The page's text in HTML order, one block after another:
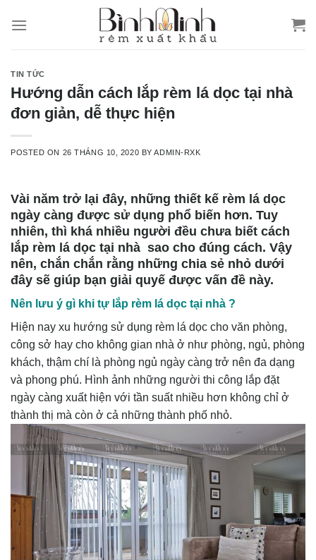
TIN TỨC
Hướng dẫn cách lắp rèm lá dọc tại nhà
đơn giản, dễ thực hiện
POSTED ON 26 THÁNG 10, 2020 BYADMIN-RXK
Vài năm trở lại đây, những thiết kế rèm lá dọc
ngày càng được sử dụng phổ biến hơn. Tuy
nhiên, thì khá nhiều người đều chưa biết cách
lắp rèm lá dọc tại nhà sao cho đúng cách. Vậy
nên, chắn chắn rằng những chia sẻ nhỏ dưới
đây sẽ giúp bạn giải quyế được vấn đề này.
Nên lưu ý gì khi tự lắp rèm lá dọc tại nhà ?
Hiện nay xu hướng sử dụng rèm lá dọc cho văn phòng,
công sở hay cho không gian nhà ở như phòng, ngủ, phòng
khách, thậm chí là phòng ngủ ngày càng trở nên đa dạng
và phong phú. Hình ảnh những người thi công lắp đặt
ngày càng xuất hiện với tần suất nhiều hơn không chỉ ở
thành thị mà còn ở cả những thành phố nhỏ.